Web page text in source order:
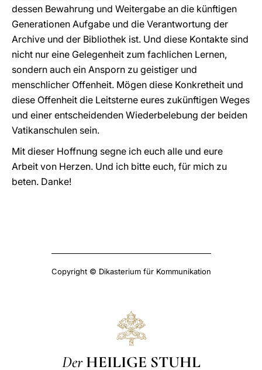
dessen Bewahrung und Weitergabe an die künftigen
Generationen Aufgabe und die Verantwortung der
Archive und der Bibliothek ist. Und diese Kontakte sind
nicht nur eine Gelegenheit zum fachlichen Lernen,
sondern auch ein Ansporn zu geistiger und
menschlicher Offenheit. Mögen diese Konkretheit und
diese Offenheit die Leitsterne eures zukünftigen Weges
und einer entscheidenden Wiederbelebung der beiden
Vatikanschulen sein.
Mit dieser Hoffnung segne ich euch alle und eure
Arbeit von Herzen. Und ich bitte euch, für mich zu
beten. Danke!
Copyright © Dikasterium für Kommunikation
Der HEILIGE STUHL